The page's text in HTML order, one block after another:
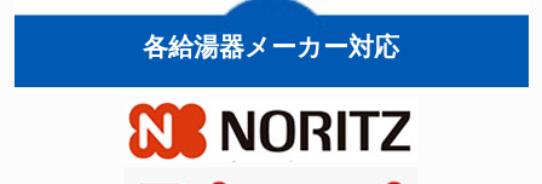
各給湯器メーカー対応